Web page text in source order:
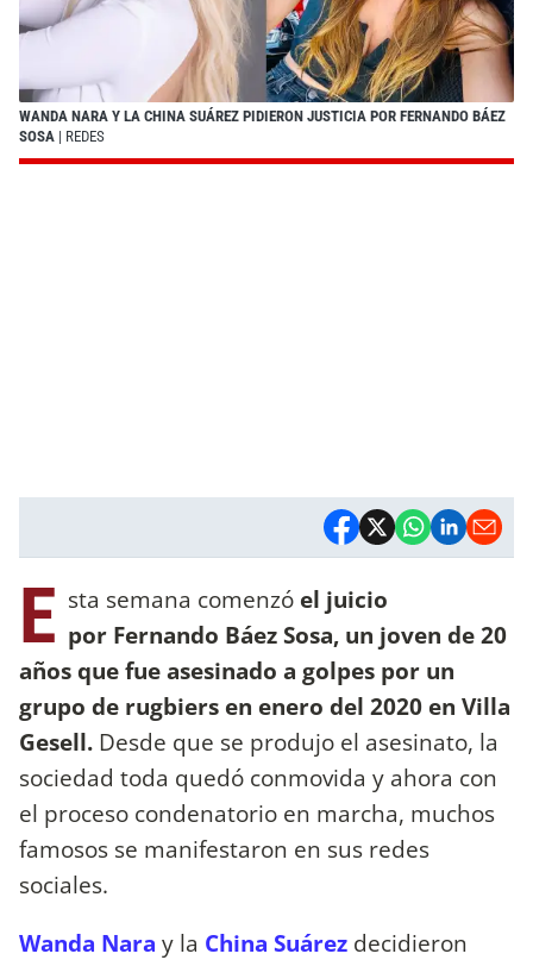
WANDA NARA Y LA CHINA SUÁREZ PIDIERON JUSTICIA POR FERNANDO BÁEZ
SOSA | REDES
E sta semana comenzó el juicio
por Fernando Báez Sosa, un joven de 20
años que fue asesinado a golpes por un
grupo de rugbiers en enero del 2020 en Villa
Gesell. Desde que se produjo el asesinato, la
sociedad toda quedó conmovida y ahora con
el proceso condenatorio en marcha, muchos
famosos se manifestaron en sus redes
sociales.
Wanda Nara y la China Suárez decidieron